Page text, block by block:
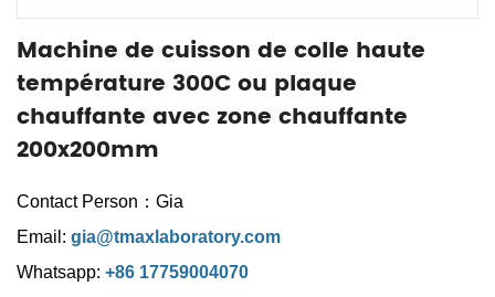
Machine de cuisson de colle haute
température 300C ou plaque
chauffante avec zone chauffante
200x200mm
Contact Person：Gia
Email: gia@tmaxlaboratory.com
Whatsapp: +86 17759004070